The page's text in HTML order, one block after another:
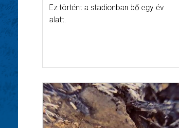
Ez történt a stadionban bő egy év
alatt.